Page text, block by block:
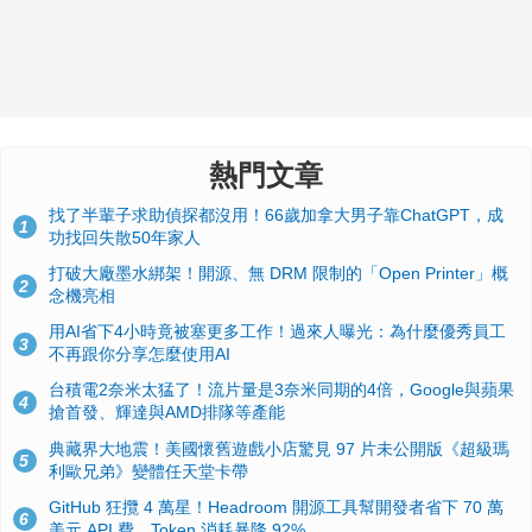
熱門文章
1
找了半輩子求助偵探都沒用！66歲加拿大男子靠ChatGPT，成
功找回失散50年家人
2
打破大廠墨水綁架！開源、無 DRM 限制的「Open Printer」概
念機亮相
3
用AI省下4小時竟被塞更多工作！過來人曝光：為什麼優秀員工
不再跟你分享怎麼使用AI
4
台積電2奈米太猛了！流片量是3奈米同期的4倍，Google與蘋果
搶首發、輝達與AMD排隊等產能
5
典藏界大地震！美國懷舊遊戲小店驚見 97 片未公開版《超級瑪
利歐兄弟》變體任天堂卡帶
6
GitHub 狂攬 4 萬星！Headroom 開源工具幫開發者省下 70 萬